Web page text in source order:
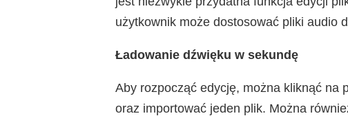
użytkownik może dostosować pliki audio
Ładowanie dźwięku w sekundę
Aby rozpocząć edycję, można kliknąć na
oraz importować jeden plik. Można